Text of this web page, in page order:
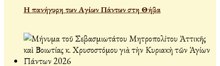
Η πανήγυρη των Αγίων Πάντων στη Θήβα